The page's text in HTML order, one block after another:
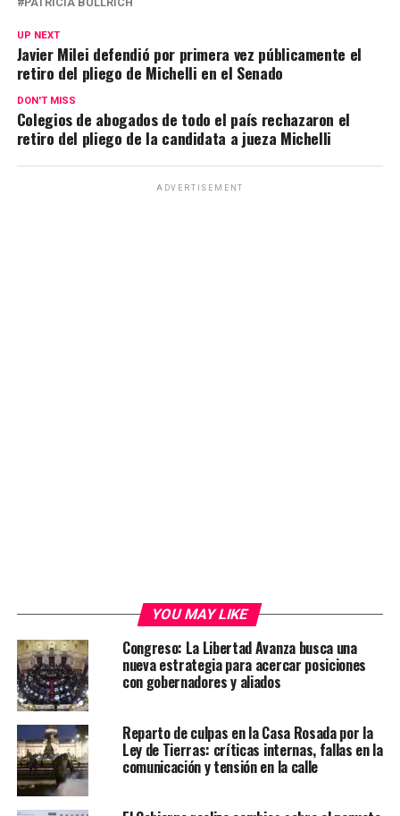
A
p
p
o
o
a
m
n
k
ar
tir
UP NEXT
Javier Milei defendió por primera vez públicamente el
retiro del pliego de Michelli en el Senado
DON'T MISS
Colegios de abogados de todo el país rechazaron el
retiro del pliego de la candidata a jueza Michelli
ADVERTISEMENT
YOU MAY LIKE
Congreso: La Libertad Avanza busca una
nueva estrategia para acercar posiciones
con gobernadores y aliados
Reparto de culpas en la Casa Rosada por la
Ley de Tierras: críticas internas, fallas en la
comunicación y tensión en la calle